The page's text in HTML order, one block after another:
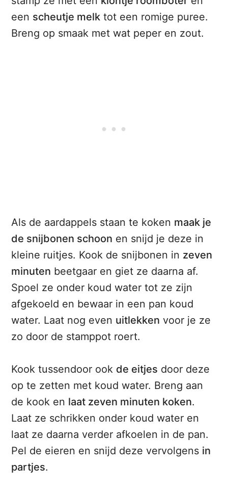
een scheutje melk tot een romige puree.
Breng op smaak met wat peper en zout.
Als de aardappels staan te koken maak je
de snijbonen schoon en snijd je deze in
kleine ruitjes. Kook de snijbonen in zeven
minuten beetgaar en giet ze daarna af.
Spoel ze onder koud water tot ze zijn
afgekoeld en bewaar in een pan koud
water. Laat nog even uitlekken voor je ze
zo door de stamppot roert.
Kook tussendoor ook de eitjes door deze
op te zetten met koud water. Breng aan
de kook en laat zeven minuten koken.
Laat ze schrikken onder koud water en
laat ze daarna verder afkoelen in de pan.
Pel de eieren en snijd deze vervolgens in
partjes.